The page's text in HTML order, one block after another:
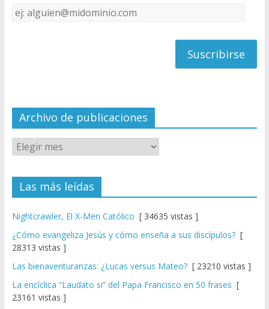
C
el
Dirección
de
Archivo de publicaciones
Las más leídas
Nightcrawler, El X-Men Católico [ 34635 vistas ]
¿Cómo evangeliza Jesús y cómo enseña a sus discípulos?[
28313 vistas ]
Las bienaventuranzas: ¿Lucas versus Mateo?[ 23210 vistas ]
La encíclica “Laudato si” del Papa Francisco en 50 frases [
23161 vistas ]